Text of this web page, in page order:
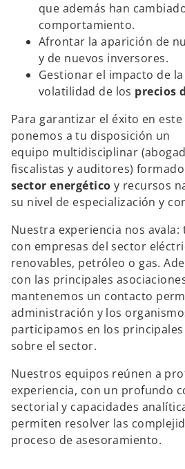
que además han
comportamiento.
Afrontar la aparición de
y de nuevos inversores.
Gestionar el impacto de
volatilidad de los precios
Para garantizar el éxito en este
ponemos a tu disposición un
equipo multidisciplinar
fiscalistas y auditores)
sector energético y recursos
su nivel de especialización y
Nuestra experiencia nos avala:
con empresas del sector
renovables, petróleo o gas.
con las principales
mantenemos un contacto
administración y los
participamos en los
sobre el sector.
Nuestros equipos reúnen a
experiencia, con un profundo
sectorial y capacidades
permiten resolver las
proceso de asesoramiento.